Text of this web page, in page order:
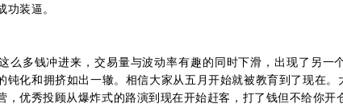
功装逼。
么多钱冲进来，交易量与波动率有趣的同时下滑，出现了另一
钝化和拥挤如出一辙。 相信大家从五月开始就被教育到了现在。
，优秀投顾从爆炸式的路演到现在开始赶客，打了钱但不给你开